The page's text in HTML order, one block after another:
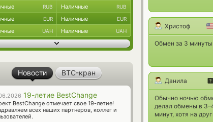
Христоф
Обмен за 3
Данила
Обычно ночью
делал обмены в
минут, хотя на
RUB Наличные RUB
EUR Наличные EUR
UAH Наличные UAH
Новости BTC-кран
19-летие BestChange
BestChange отмечает свое 19-летие!
всех наших партнеров, коллег и